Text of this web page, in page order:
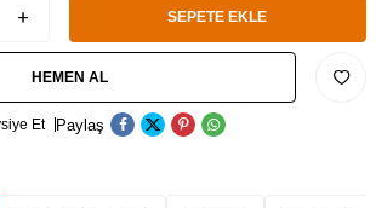
SEPETE EKLE
HEMEN AL
Et Paylaş